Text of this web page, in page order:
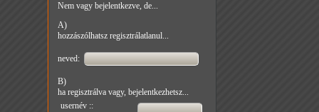
Nem vagy bejelentkezve, de...
A)
hozzászólhatsz regisztrálatlanul...
neved:
B)
ha regisztrálva vagy, bejelentkezhetsz...
usernév ::